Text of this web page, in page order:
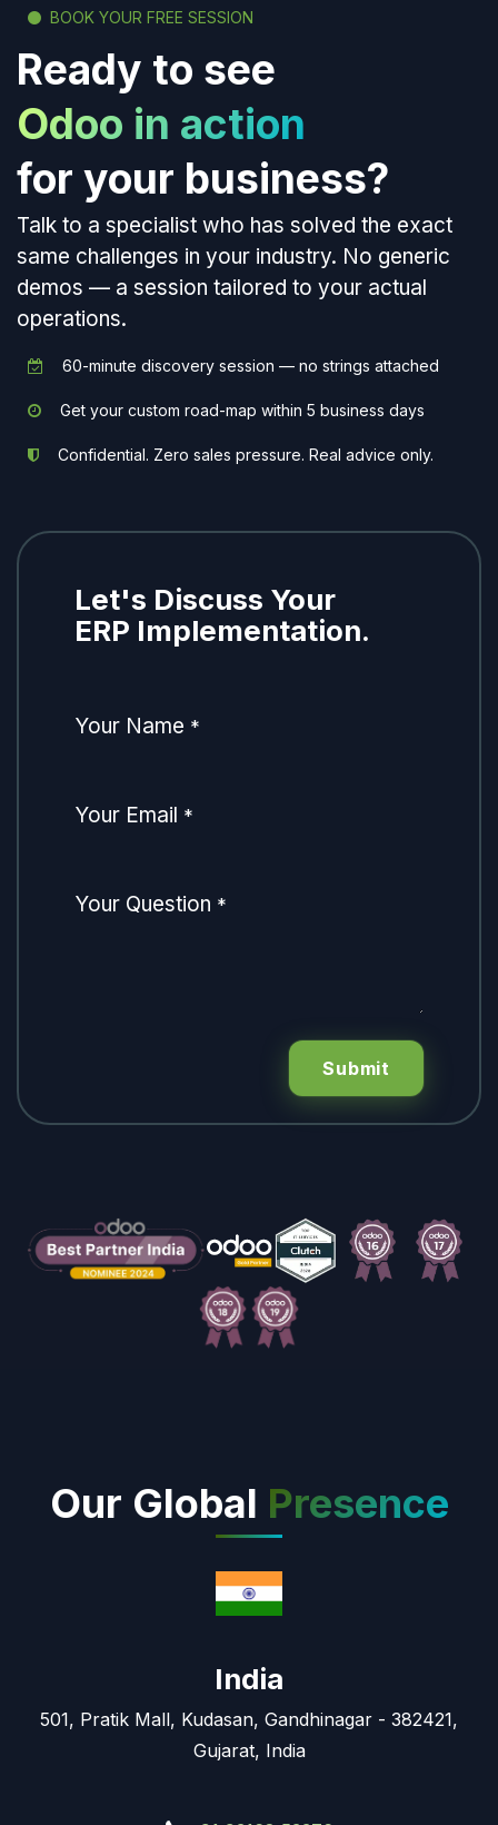
BOOK YOUR FREE SESSION
Ready to see
Odoo in action
for your business?
Talk to a specialist who has solved the exact
same challenges in your industry. No generic
demos — a session tailored to your actual
operations.
60-minute discovery session — no strings attached
Get your custom road-map within 5 business days
Confidential. Zero sales pressure. Real advice only.
Let's Discuss Your
ERP Implementation.
Your Name *
Your Email *
Your Question *
Submit
Our Global Presence
India
501, Pratik Mall, Kudasan, Gandhinagar - 382421,
Gujarat, India